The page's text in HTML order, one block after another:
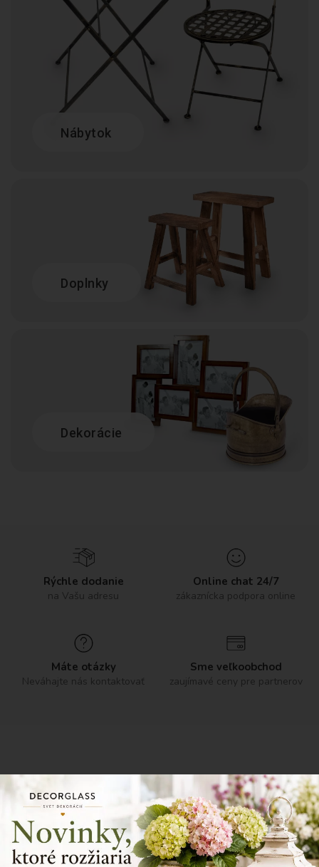
Nábytok
Doplnky
Dekorácie
Rýchle dodanie
na Vašu adresu
Online chat 24/7
zákaznícka podpora online
Máte otázky
Neváhajte nás kontaktovať
Sme veľkoobchod
zaujímavé ceny pre partnerov
NOVINKY